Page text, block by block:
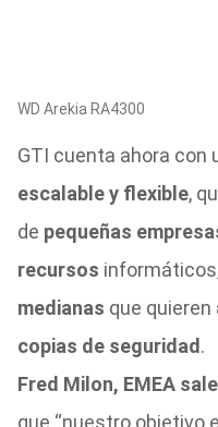
WD Arekia RA4300
GTI cuenta ahora con
escalable y flexible,
de pequeñas
recursos
medianas que quieren
copias de seguridad .
Fred Milon, EMEA
que “nuestro objetivo